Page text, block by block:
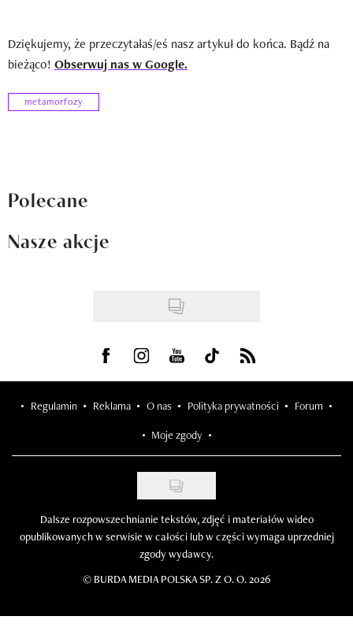
Dziękujemy, że przeczytałaś/eś nasz artykuł do końca. Bądź na
bieżąco! Obserwuj nas w Google.
metamorfozy
Polecane
Nasze akcje
Visit us on Facebook
Visit us on Instagram
Visit us on Youtube
Visit us on Tiktok
Visit us on Rss
Regulamin Reklama O nas Polityka prywatności Forum
Moje zgody
Dalsze rozpowszechnianie tekstów, zdjęć i materiałów wideo
opublikowanych w serwisie w całości lub w części wymaga uprzedniej
zgody wydawcy.
© BURDA MEDIA POLSKA SP. Z O. O. 2026